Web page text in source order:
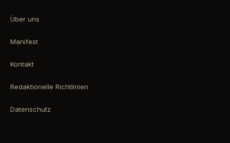
Über uns
Manifest
Kontakt
Redaktionelle Richtlinien
Datenschutz